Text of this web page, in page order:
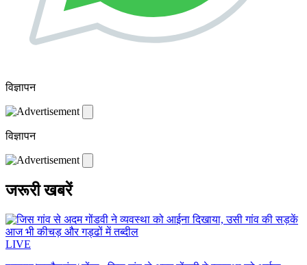
विज्ञापन
विज्ञापन
जरूरी खबरें
LIVE